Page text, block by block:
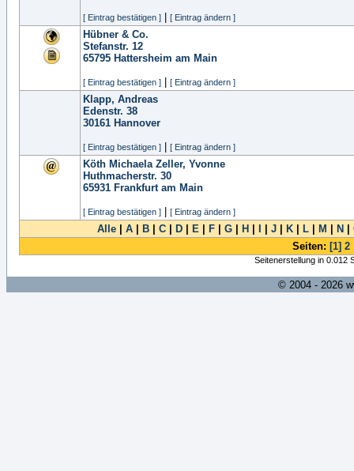
[ Eintrag bestätigen ] [ Eintrag ändern ]
Hübner & Co.
Stefanstr. 12
65795 Hattersheim am Main
[ Eintrag bestätigen ] [ Eintrag ändern ]
Klapp, Andreas
Edenstr. 38
30161 Hannover
[ Eintrag bestätigen ] [ Eintrag ändern ]
Köth Michaela Zeller, Yvonne
Huthmacherstr. 30
65931 Frankfurt am Main
[ Eintrag bestätigen ] [ Eintrag ändern ]
Alle A B C D E F G H J K L M N
Seiten: [1] 2
Seitenerstellung in 0.012
© 2004 - 2026